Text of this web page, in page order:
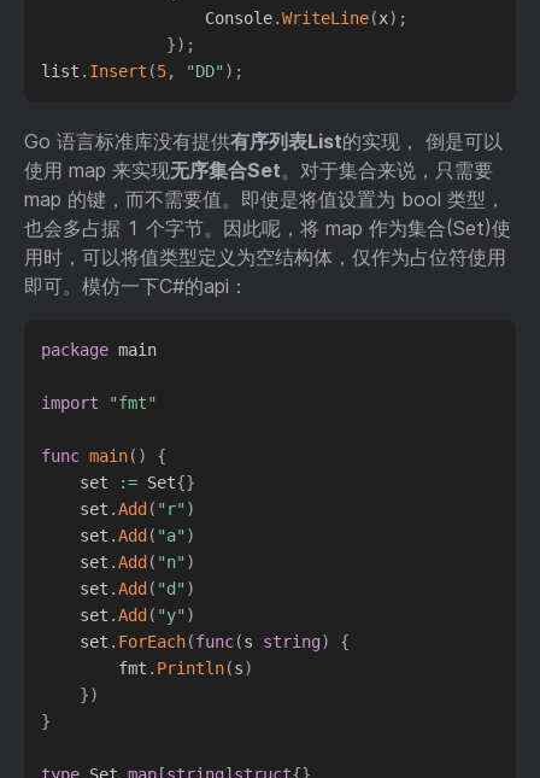
                 Console
.WriteLine(x) ;
}) ;
list . Insert (5, "DD" ) ;
Go 语言标准库没有提供有序列表List的实现， 倒是可以
使用 map 来实现无序集合Set。对于集合来说，只需要
map 的键，而不需要值。即使是将值设置为 bool 类型，
也会多占据 1 个字节。因此呢，将 map 作为集合(Set)使
用时，可以将值类型定义为空结构体，仅作为占位符使用
即可。模仿一下C#的api：
package main
import "fmt"
func main( )
{
	set
:= Set{}
	set
.Add ( "r" )
	set
.Add ( "a" )
	set
.Add ( "n" )
	set
.Add ( "d" )
	set
.Add ( "y" )
	set
. ForEach(func(s string)
{
		fmt
. Println(s)
})
}